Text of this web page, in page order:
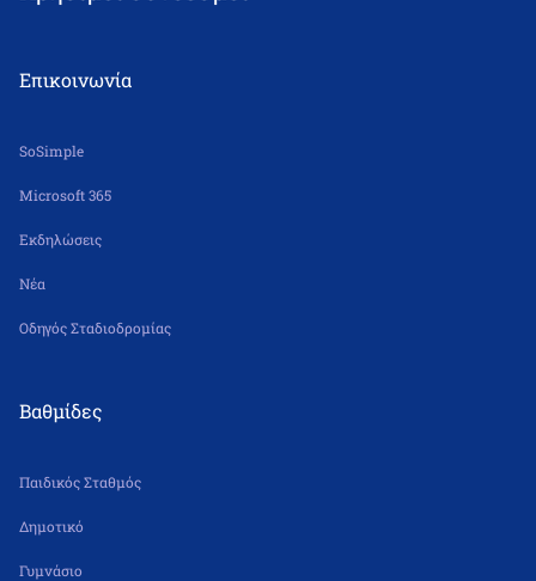
Επικοινωνία
SoSimple
Microsoft 365
Εκδηλώσεις
Νέα
Οδηγός Σταδιοδρομίας
Βαθμίδες
Παιδικός Σταθμός
Δημοτικό
Γυμνάσιο